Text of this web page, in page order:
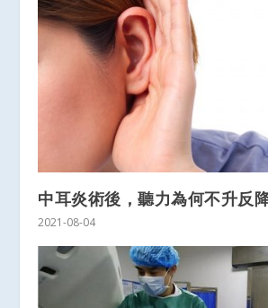
中耳炎術後，聽力為何不升反
2021-08-04